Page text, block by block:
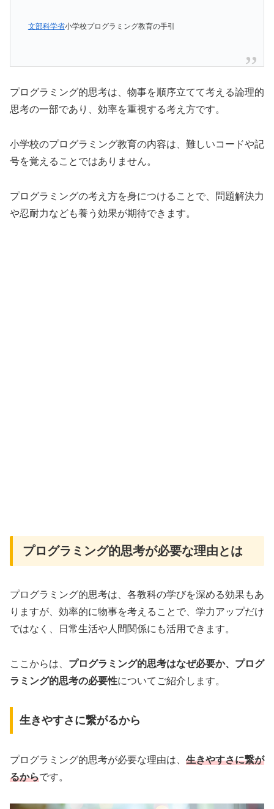
文部科学省小学校プログラミング教育の手引
プログラミング的思考は、物事を順序立てて考える論理的
思考の一部であり、効率を重視する考え方です。
小学校のプログラミング教育の内容は、難しいコードや記
号を覚えることではありません。
プログラミングの考え方を身につけることで、問題解決力
や忍耐力なども養う効果が期待できます。
プログラミング的思考が必要な理由とは
プログラミング的思考は、各教科の学びを深める効果もあ
りますが、効率的に物事を考えることで、学力アップだけ
ではなく、日常生活や人間関係にも活用できます。
ここからは、 プログラミング的思考はなぜ必要か、プログ
ラミング的思考の必要性についてご紹介します。
生きやすさに繋がるから
プログラミング的思考が必要な理由は、 生きやすさに繋が
るからです。